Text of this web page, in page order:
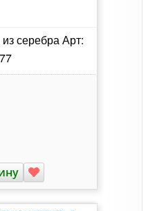
серебра Арт: